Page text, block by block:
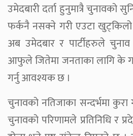
उमेदबारी दर्ता हुनुमात्रै चुनावको
फर्कनै नसक्ने गरी एउटा
अब उमेदबार र पार्टीहरुले
आफुले जितेमा जनताका लागि के
गर्नु आवश्यक छ ।
चुनावको नतिजाका सन्दर्भमा कुरा
चुनावको परिणामले प्रतिनिधि र